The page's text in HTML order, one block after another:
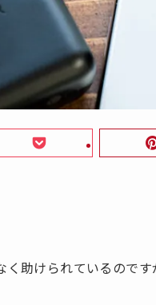
助けられているので